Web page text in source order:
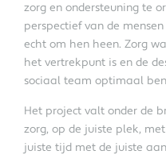
zorg en ondersteuning te
perspectief van de
echt om hen heen. Zorg
het vertrekpunt is en de
sociaal team optimaal
Het project valt onder de
zorg, op de juiste plek,
juiste tijd met de juiste